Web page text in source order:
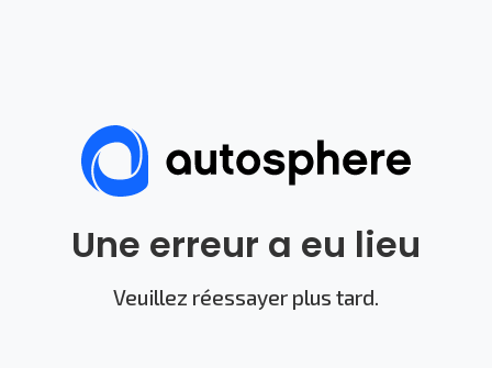
Une erreur a eu lieu
Veuillez réessayer plus tard.